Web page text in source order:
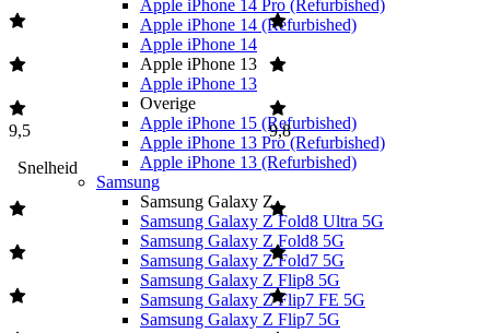
Apple iPhone 14 Pro (Refurbished)
Apple iPhone 14 (Refurbished)
Apple iPhone 14
Apple iPhone 13
Apple iPhone 13
Overige
Apple iPhone 15 (Refurbished)
Apple iPhone 13 Pro (Refurbished)
Apple iPhone 13 (Refurbished)
Samsung
Samsung Galaxy Z
Samsung Galaxy Z Fold8 Ultra 5G
Samsung Galaxy Z Fold8 5G
Samsung Galaxy Z Fold7 5G
Samsung Galaxy Z Flip8 5G
Samsung Galaxy Z Flip7 FE 5G
Samsung Galaxy Z Flip7 5G
9,5
9,8
Snelheid